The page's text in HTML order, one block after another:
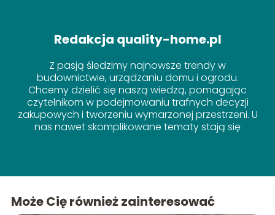
Redakcja quality-home.pl
Z pasją śledzimy najnowsze trendy w
budownictwie, urządzaniu domu i ogrodu.
Chcemy dzielić się naszą wiedzą, pomagając
czytelnikom w podejmowaniu trafnych decyzji
zakupowych i tworzeniu wymarzonej przestrzeni. U
nas nawet skomplikowane tematy stają się
Może Cię również zainteresować